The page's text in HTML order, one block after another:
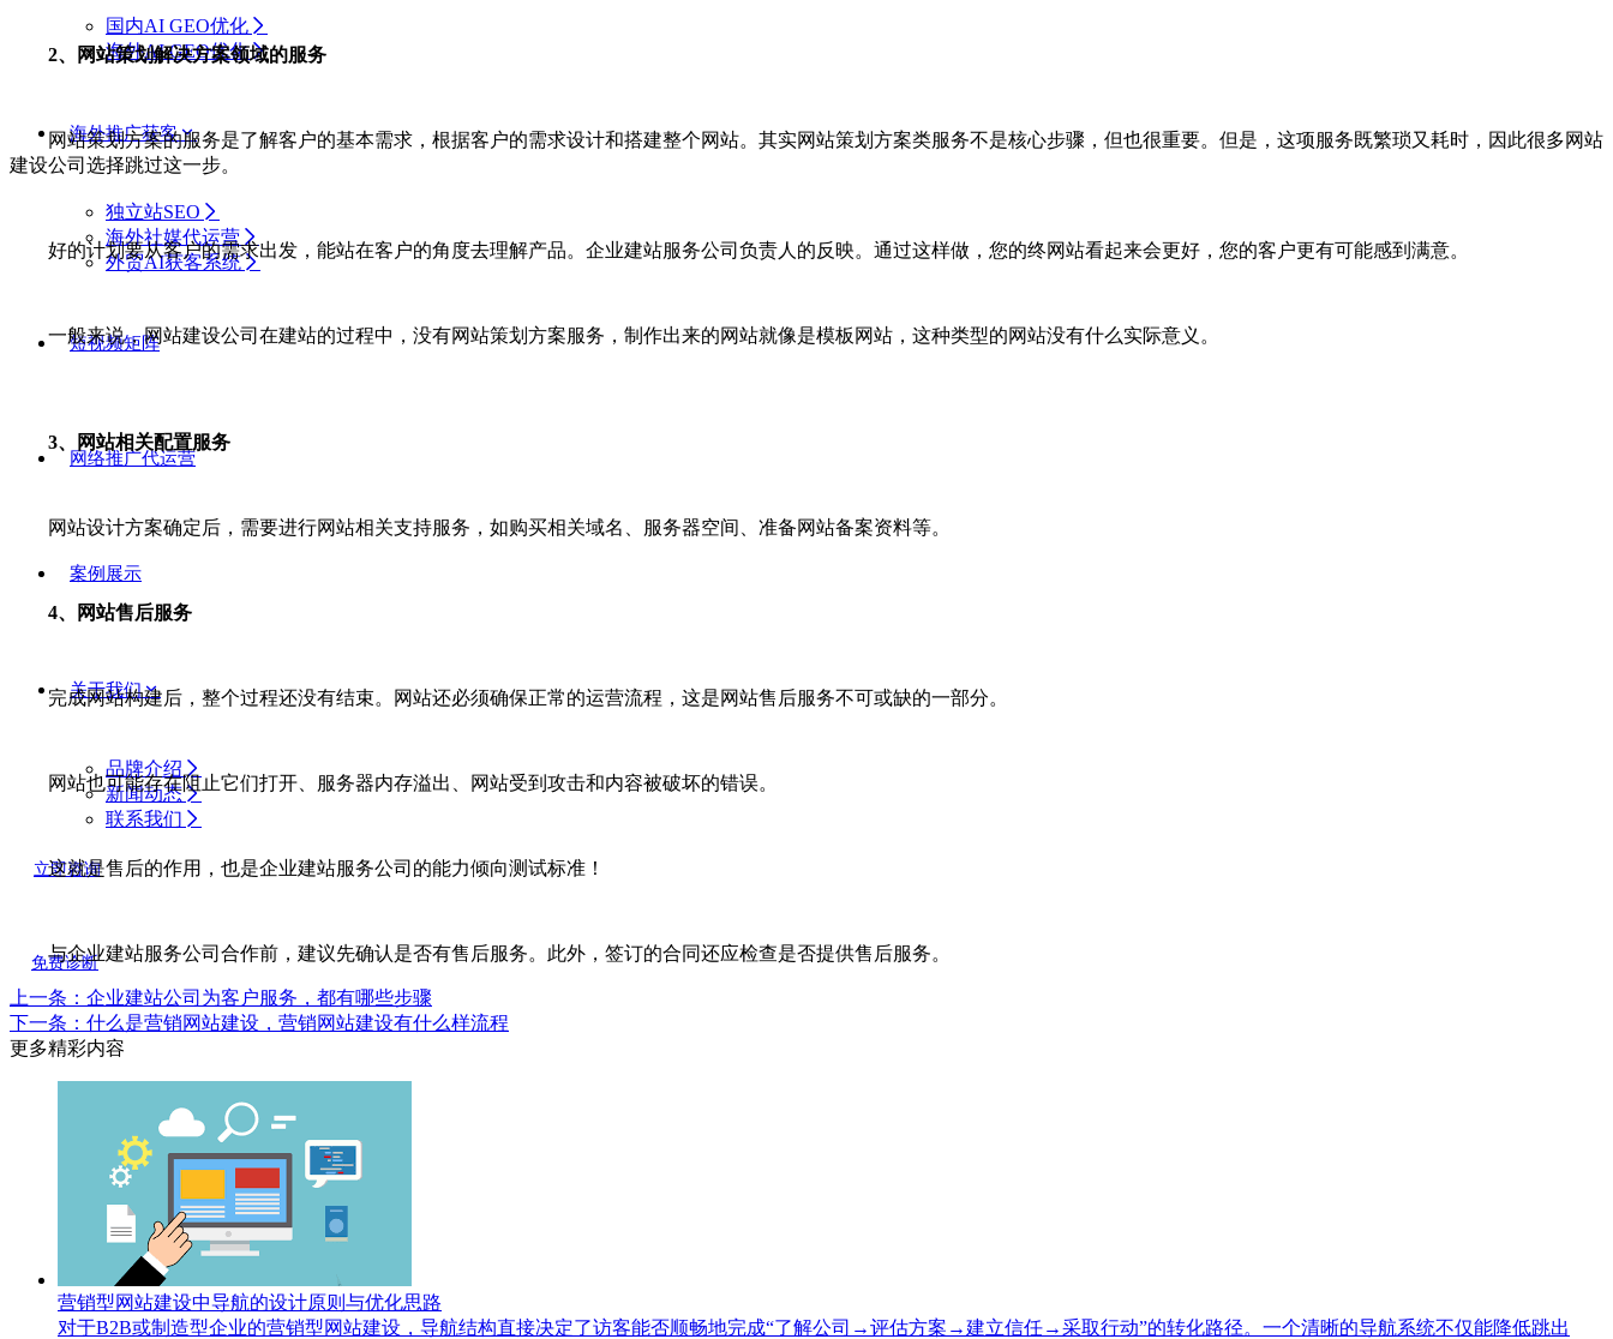
国内AI GEO优化
海外AI GEO优化
海外推广获客
独立站SEO
海外社媒代运营
外贸AI获客系统
短视频矩阵
网络推广代运营
案例展示
关于我们
品牌介绍
新闻动态
联系我们
立即咨询
免费诊断
2、网站策划解决方案领域的服务
网站策划方案的服务是了解客户的基本需求，根据客户的需求设计和搭建整个网站。其实网站策划方案类服务不是核心步骤，但也很重要。但是，这项服务既繁琐又耗时，因此很多网站
建设公司选择跳过这一步。
好的计划要从客户的需求出发，能站在客户的角度去理解产品。企业建站服务公司负责人的反映。通过这样做，您的终网站看起来会更好，您的客户更有可能感到满意。
一般来说，网站建设公司在建站的过程中，没有网站策划方案服务，制作出来的网站就像是模板网站，这种类型的网站没有什么实际意义。
3、网站相关配置服务
网站设计方案确定后，需要进行网站相关支持服务，如购买相关域名、服务器空间、准备网站备案资料等。
4、网站售后服务
完成网站构建后，整个过程还没有结束。网站还必须确保正常的运营流程，这是网站售后服务不可或缺的一部分。
网站也可能存在阻止它们打开、服务器内存溢出、网站受到攻击和内容被破坏的错误。
这就是售后的作用，也是企业建站服务公司的能力倾向测试标准！
与企业建站服务公司合作前，建议先确认是否有售后服务。此外，签订的合同还应检查是否提供售后服务。
上一条：企业建站公司为客户服务，都有哪些步骤
下一条：什么是营销网站建设，营销网站建设有什么样流程
更多精彩内容
营销型网站建设中导航的设计原则与优化思路
对于B2B或制造型企业的营销型网站建设，导航结构直接决定了访客能否顺畅地完成“了解公司→评估方案→建立信任→采取行动”的转化路径。一个清晰的导航系统不仅能降低跳出